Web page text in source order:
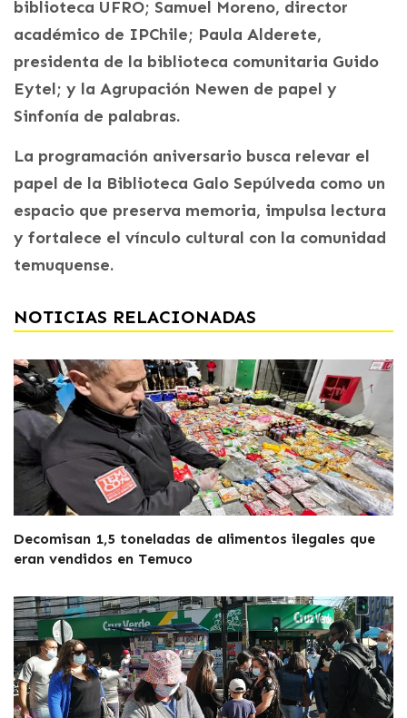
biblioteca UFRO; Samuel Moreno, director
académico de IPChile; Paula Alderete,
presidenta de la biblioteca comunitaria Guido
Eytel; y la Agrupación Newen de papel y
Sinfonía de palabras.
La programación aniversario busca relevar el
papel de la Biblioteca Galo Sepúlveda como un
espacio que preserva memoria, impulsa lectura
y fortalece el vínculo cultural con la comunidad
temuquense.
NOTICIAS RELACIONADAS
Decomisan 1,5 toneladas de alimentos ilegales que
eran vendidos en Temuco